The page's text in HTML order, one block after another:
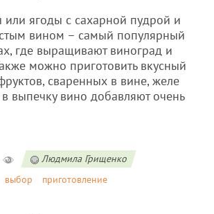
ягоды с сахарной пудрой и
вином – самый популярный
где выращивают виноград и
можно приготовить вкусный
сваренных в вине, желе
в выпечку вино добавляют очень
Людмила Грищенко
выбор приготовление